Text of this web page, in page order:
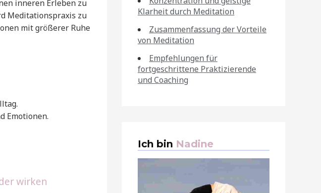
inneren Erleben zu
Meditationspraxis zu
mit größerer Ruhe
Emotionen.
wirken
Klarheit durch Meditation
Zusammenfassung der Vorteile
von Meditation
Empfehlungen für
fortgeschrittene Praktizierende
und Coaching
Ich bin Nadine